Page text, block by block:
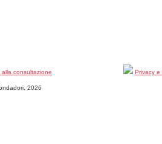
alla consultazione Privacy e
2026